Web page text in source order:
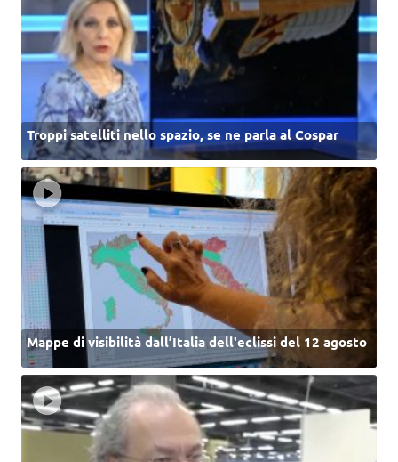
Troppi satelliti nello spazio, se ne parla al Cospar
Mappe di visibilità dall’Italia dell'eclissi del 12 agosto